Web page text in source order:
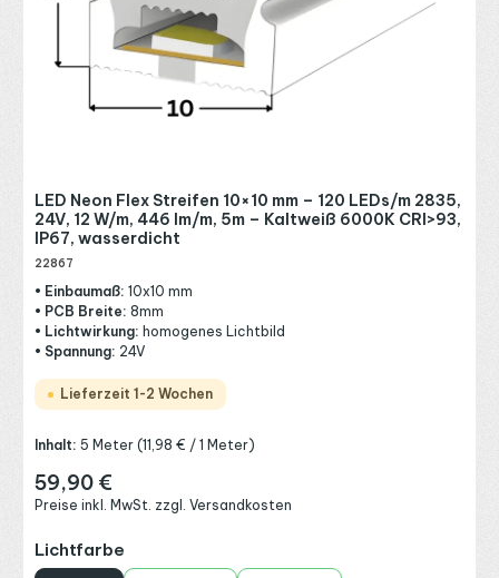
LED Neon Flex Streifen 10×10 mm – 120 LEDs/m 2835,
24V, 12 W/m, 446 lm/m, 5m – Kaltweiß 6000K CRI>93,
IP67, wasserdicht
22867
• Einbaumaß: 10x10 mm
• PCB Breite: 8mm
• Lichtwirkung: homogenes Lichtbild
• Spannung: 24V
Lieferzeit 1-2 Wochen
Inhalt:5 Meter(11,98 € / 1 Meter)
Regulärer Preis:
59,90 €
Preise inkl. MwSt. zzgl. Versandkosten
Lichtfarbe